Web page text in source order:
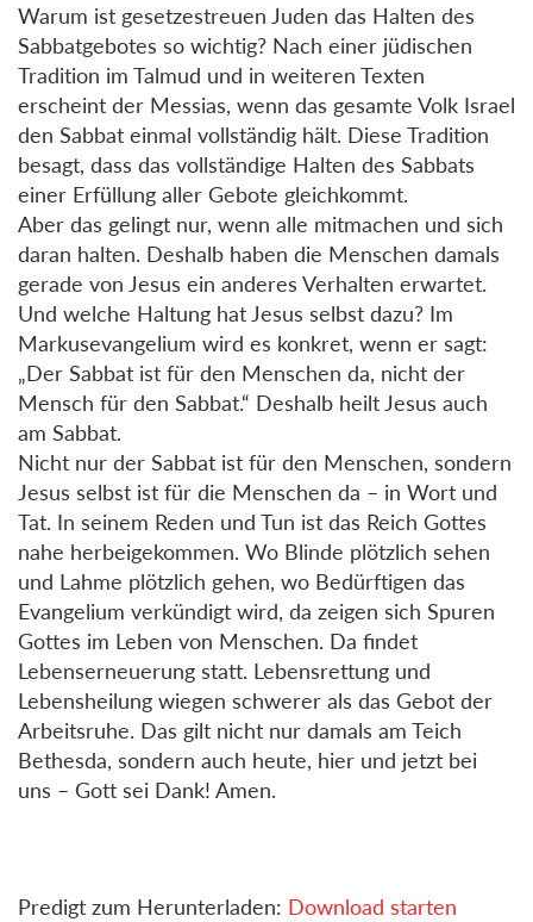
Warum ist gesetzestreuen Juden das Halten des
Sabbatgebotes so wichtig? Nach einer jüdischen
Tradition im Talmud und in weiteren Texten
erscheint der Messias, wenn das gesamte Volk Israel
den Sabbat einmal vollständig hält. Diese Tradition
besagt, dass das vollständige Halten des Sabbats
einer Erfüllung aller Gebote gleichkommt.
Aber das gelingt nur, wenn alle mitmachen und sich
daran halten. Deshalb haben die Menschen damals
gerade von Jesus ein anderes Verhalten erwartet.
Und welche Haltung hat Jesus selbst dazu? Im
Markusevangelium wird es konkret, wenn er sagt:
„Der Sabbat ist für den Menschen da, nicht der
Mensch für den Sabbat.“ Deshalb heilt Jesus auch
am Sabbat.
Nicht nur der Sabbat ist für den Menschen, sondern
Jesus selbst ist für die Menschen da – in Wort und
Tat. In seinem Reden und Tun ist das Reich Gottes
nahe herbeigekommen. Wo Blinde plötzlich sehen
und Lahme plötzlich gehen, wo Bedürftigen das
Evangelium verkündigt wird, da zeigen sich Spuren
Gottes im Leben von Menschen. Da findet
Lebenserneuerung statt. Lebensrettung und
Lebensheilung wiegen schwerer als das Gebot der
Arbeitsruhe. Das gilt nicht nur damals am Teich
Bethesda, sondern auch heute, hier und jetzt bei
uns – Gott sei Dank! Amen.
Predigt zum Herunterladen: Download starten